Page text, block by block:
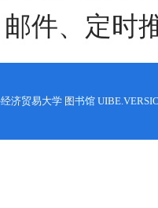
件、定时
济贸易大学 图书馆